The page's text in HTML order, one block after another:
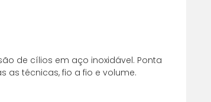
de cílios em aço inoxidável. Ponta
as técnicas, fio a fio e volume.